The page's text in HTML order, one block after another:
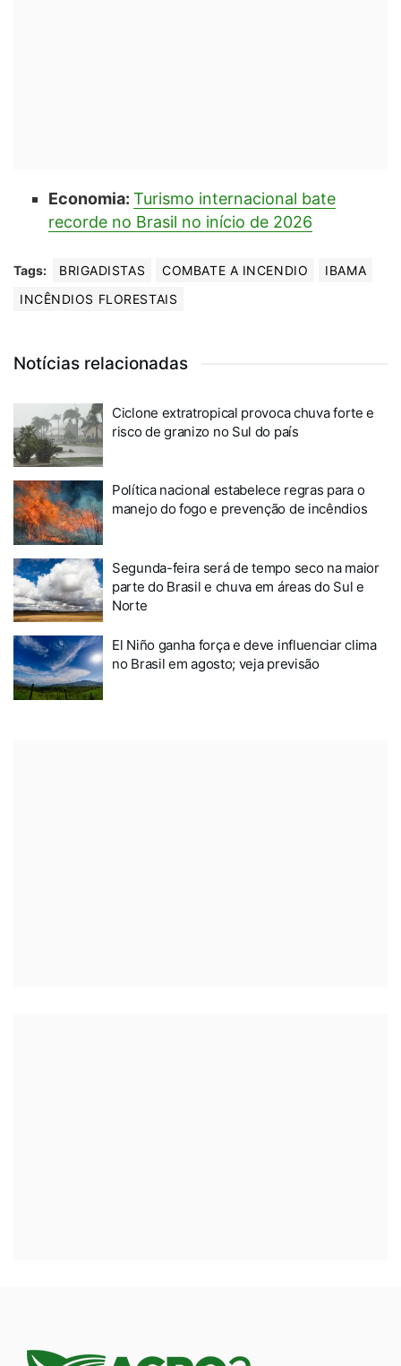
Economia: Turismo internacional bate
recorde no Brasil no início de 2026
Tags: BRIGADISTAS COMBATE A INCENDIO
IBAMA
INCÊNDIOS FLORESTAIS
Notícias relacionadas
Ciclone extratropical provoca chuva forte e
risco de granizo no Sul do país
Política nacional estabelece regras para o
manejo do fogo e prevenção de incêndios
Segunda-feira será de tempo seco na maior
parte do Brasil e chuva em áreas do Sul e
Norte
El Niño ganha força e deve influenciar clima
no Brasil em agosto; veja previsão